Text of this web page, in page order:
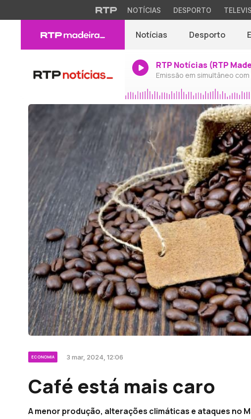
NOTÍCIAS DESPORTO
Notícias Desporto
RTP Notícias (RTP
Emissão em simultâneo
ECONOMIA 3 mar, 2024, 12:06
Café está mais caro
A menor produção, alterações climáticas e ataques no